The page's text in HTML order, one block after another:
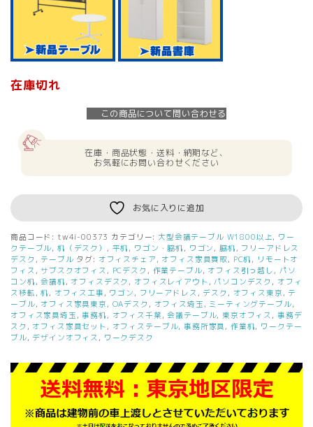
在庫切れ
この商品について問い合わせる
在庫・商品状態・送料・納期など、
お気軽にお問い合わせください
お気に入りに追加
商品コード: tw4i-00373 カテゴリー: 大型会議テーブル W1800以上, ワー
クテーブル, 机（デスク） , 平机 , ワゴン・脇机 , ワゴン , 脇机 , フリーアドレス
デスク , テーブル タグ: オフィスチェア , オフィス家具買取, PC机 , リモートオ
フィス ,サブスクオフィス , PCデスク , 作業テーブル, オフィス引っ越し , パソ
コン机 ,会議机 , オフィスデスク , オフィスレイアウト ,パソコンデスク , オフィ
ス移転 ,机 , オフィス工事 , ワゴン , フリーアドレス , デスク , オフィス東京 , テ
ーブル, オフィス家具東京 , OAデスク , オフィス埼玉 , ミーティングテーブル,
オフィス家具埼玉 ,事務机 , オフィス千葉 ,会議テーブル,東京オフィス , 事務デ
スク , オフィス家具セット , オフィステーブル,事務所家具 , 作業机, ワークテー
ブル, デザインオフィス , ワークデスク